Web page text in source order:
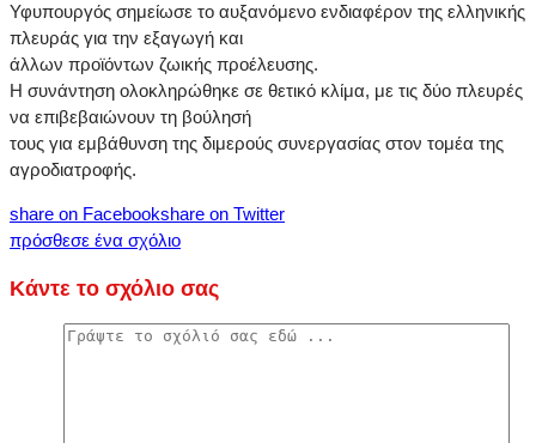
Υφυπουργός σημείωσε το αυξανόμενο ενδιαφέρον της ελληνικής
πλευράς για την εξαγωγή και
άλλων προϊόντων ζωικής προέλευσης.
Η συνάντηση ολοκληρώθηκε σε θετικό κλίμα, με τις δύο πλευρές
να επιβεβαιώνουν τη βούλησή
τους για εμβάθυνση της διμερούς συνεργασίας στον τομέα της
αγροδιατροφής.
share on Facebookshare on Twitter
πρόσθεσε ένα σχόλιο
Κάντε το σχόλιο σας